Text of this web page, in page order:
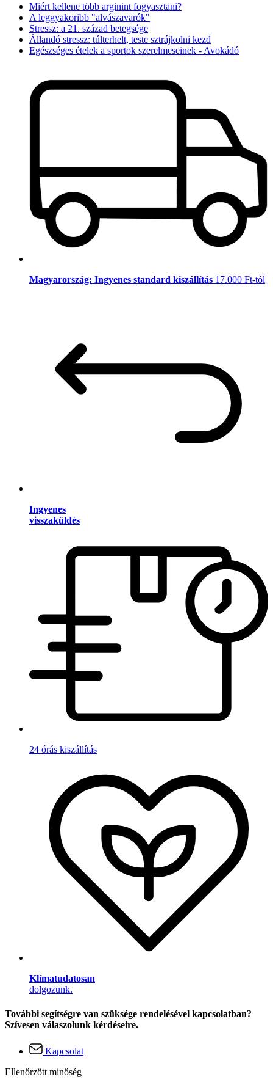
Miért kellene több arginint fogyasztani?
A leggyakoribb "alvászavarók"
Stressz: a 21. század betegsége
Állandó stressz: túlterhelt, teste sztrájkolni kezd
Egészséges ételek a sportok szerelmeseinek - Avokádó
Magyarország: Ingyenes standard kiszállítás 17.000 Ft-tól
Ingyenes
visszaküldés
24 órás kiszállítás
Klímatudatosan
dolgozunk.
További segítségre van szüksége rendelésével kapcsolatban?
Szívesen válaszolunk kérdéseire.
Kapcsolat
Ellenőrzött minőség